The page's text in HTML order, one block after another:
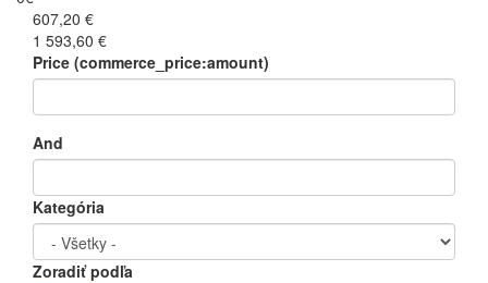
607,20 €
1 593,60 €
Price (commerce_price:amount)
And
Kategória
Zoradiť podľa